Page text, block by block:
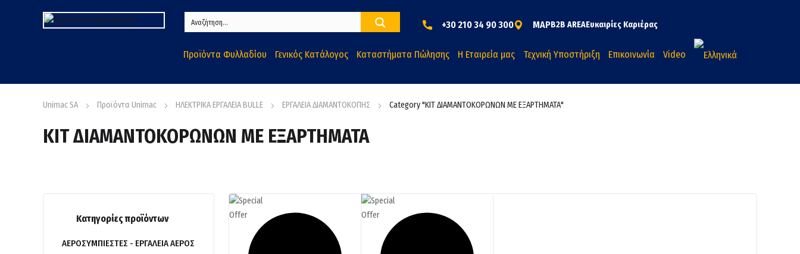
+30 210 34 90 300 MAPB2B AREAΕυκαιρίες Καριέρας
Προϊόντα Φυλλαδίου Γενικός Κατάλογος Καταστήματα Πώλησης Η Εταιρεία μας Τεχνική Υποστήριξη Επικοινωνία Video
Unimac SA Προϊόντα Unimac ΗΛΕΚΤΡΙΚΑ ΕΡΓΑΛΕΙΑ BULLE ΕΡΓΑΛΕΙΑ ΔΙΑΜΑΝΤΟΚΟΠΗΣ Category "ΚΙΤ ΔΙΑΜΑΝΤΟΚΟΡΩΝΩΝ ΜΕ ΕΞΑΡΤΗΜΑΤΑ"
ΚΙΤ ΔΙΑΜΑΝΤΟΚΟΡΩΝΩΝ ΜΕ ΕΞΑΡΤΗΜΑΤΑ
Κατηγορίες προϊόντων
ΑΕΡΟΣΥΜΠΙΕΣΤΕΣ - ΕΡΓΑΛΕΙΑ ΑΕΡΟΣ